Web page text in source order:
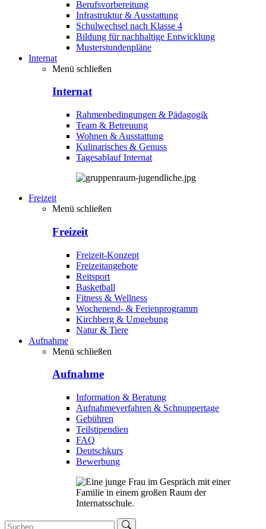
Berufsvorbereitung
Infrastruktur & Ausstattung
Schulwechsel nach Klasse 4
Bildung für nachhaltige Entwicklung
Musterstundenpläne
Internat
Menü schließen
Internat
Rahmenbedingungen & Pädagogik
Team & Betreuung
Wohnen & Ausstattung
Kulinarisches & Genuss
Tagesablauf Internat
Freizeit
Menü schließen
Freizeit
Freizeit-Konzept
Freizeitangebote
Reitsport
Basketball
Fitness & Wellness
Wochenend- & Ferienprogramm
Kirchberg & Umgebung
Natur & Tiere
Aufnahme
Menü schließen
Aufnahme
Information & Beratung
Aufnahmeverfahren & Schnuppertage
Gebühren
Teilstipendien
FAQ
Deutschkurs
Bewerbung